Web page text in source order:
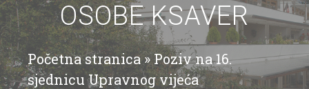
OSOBE KSAVER
Početna stranica»Poziv na 16.
sjednicu Upravnog vijeća